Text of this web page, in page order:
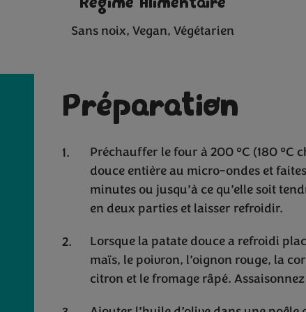
Sans noix Vegan Végétarien
Préparation
Préchauffer le four à 200 °C (180 °C
douce entière au micro-ondes et
minutes ou jusqu’à ce qu’elle soit
en deux parties et laisser refroidir.
Lorsque la patate douce a refroidi
maïs, le poivron, l’oignon rouge, la
citron et le fromage râpé.